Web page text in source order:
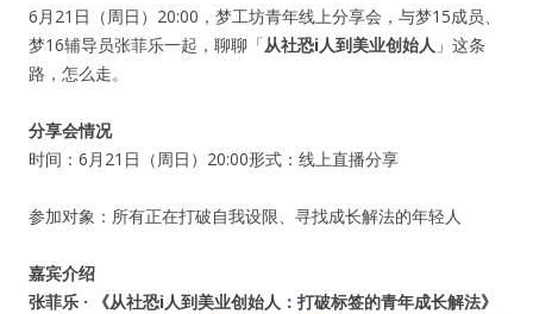
出彩2016
逐梦2014
辉煌2013
精彩2012
6月21日（周日）20:00，梦工坊青年线上分享会，与梦15成员、
梦16辅导员张菲乐一起，聊聊「从社恐i人到美业创始人 」这条
路，怎么走。
分享会情况
时间：6月21日（周日）20:00形式：线上直播分享
参加对象：所有正在打破自我设限、寻找成长解法的年轻人
嘉宾介绍
张菲乐 · 《从社恐i人到美业创始人：打破标签的青年成长解法》